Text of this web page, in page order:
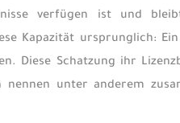
verfügen ist und
Kapazität ursprunglich:
Diese Schatzung ihr
unter anderem